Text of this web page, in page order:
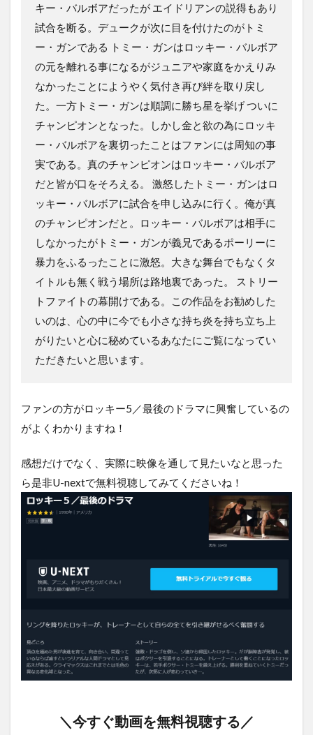
キー・バルボアだったが エイドリアンの説得もあり
試合を断る。デュークが次に目を付けたのがトミ
ー・ガンである トミー・ガンはロッキー・バルボア
の元を離れる事になるがジュニアや家庭をかえりみ
なかったことにようやく気付き再び絆を取り戻し
た。一方トミー・ガンは順調に勝ち星を挙げ ついに
チャンピオンとなった。しかし金と欲の為にロッキ
ー・バルボアを裏切ったことはファンには周知の事
実である。真のチャンピオンはロッキー・バルボア
だと皆が口をそろえる。 激怒したトミー・ガンはロ
ッキー・バルボアに試合を申し込みに行く。俺が真
のチャンピオンだと。ロッキー・バルボアは相手に
しなかったがトミー・ガンが義兄であるポーリーに
暴力をふるったことに激怒。大きな舞台でもなくタ
イトルも無く戦う場所は路地裏であった。 ストリー
トファイトの幕開けである。この作品をお勧めした
いのは、心の中に今でも小さな持ち炎を持ち立ち上
がりたいと心に秘めているあなたにご覧になってい
ただきたいと思います。
ファンの方がロッキー5／最後のドラマに興奮しているの
がよくわかりますね！
感想だけでなく、実際に映像を通して見たいなと思った
ら是非U-nextで無料視聴してみてくださいね！
＼今すぐ動画を無料視聴する／